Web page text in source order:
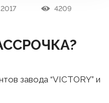
4209
завода “VICTORY” и